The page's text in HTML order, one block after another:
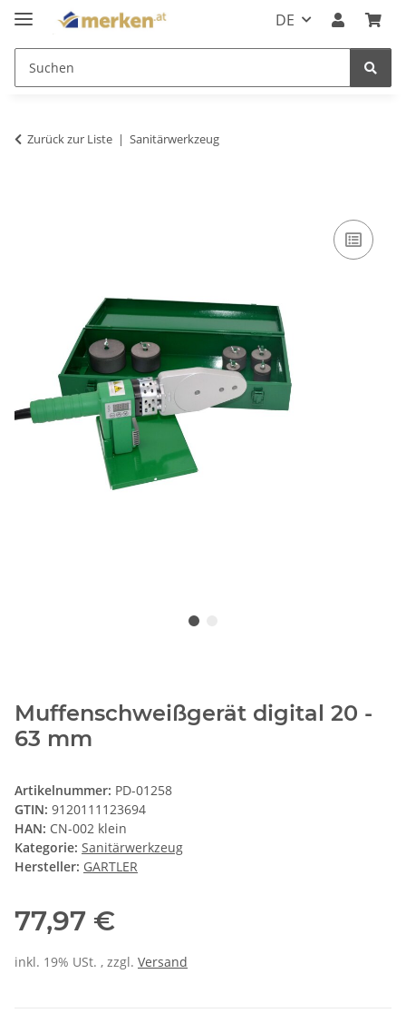
DE
Zurück zur Liste Sanitärwerkzeug
Muffenschweißgerät digital 20 -
63 mm
Artikelnummer: PD-01258
GTIN: 9120111123694
HAN: CN-002 klein
Kategorie: Sanitärwerkzeug
Hersteller: GARTLER
77,97 €
inkl. 19% USt. , zzgl. Versand